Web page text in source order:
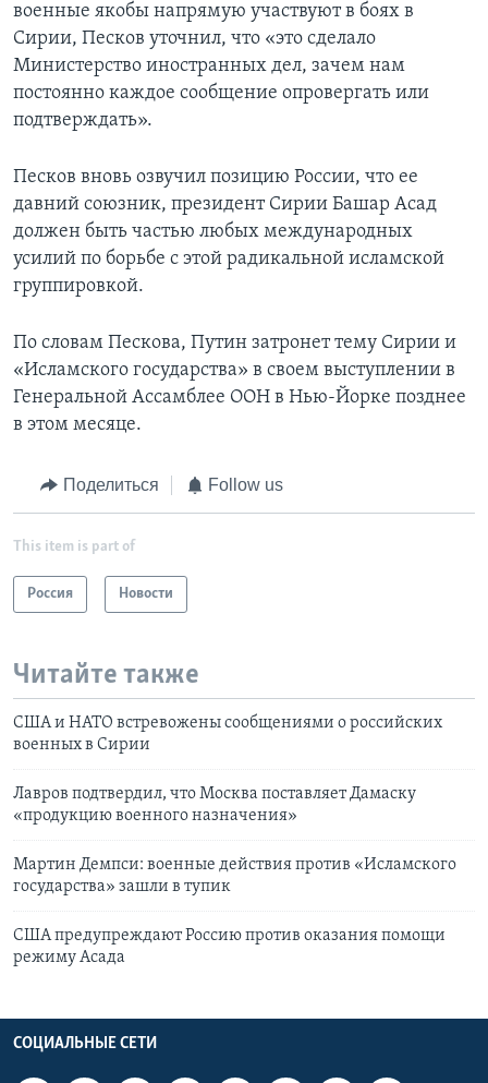
военные якобы напрямую участвуют в боях в
Сирии, Песков уточнил, что «это сделало
Министерство иностранных дел, зачем нам
постоянно каждое сообщение опровергать или
подтверждать».
Песков вновь озвучил позицию России, что ее
давний союзник, президент Сирии Башар Асад
должен быть частью любых международных
усилий по борьбе с этой радикальной исламской
группировкой.
По словам Пескова, Путин затронет тему Сирии и
«Исламского государства» в своем выступлении в
Генеральной Ассамблее ООН в Нью-Йорке позднее
в этом месяце.
Поделиться Follow us
This item is part of
Россия Новости
Читайте также
США и НАТО встревожены сообщениями о российских
военных в Сирии
Лавров подтвердил, что Москва поставляет Дамаску
«продукцию военного назначения»
Мартин Демпси: военные действия против «Исламского
государства» зашли в тупик
США предупреждают Россию против оказания помощи
режиму Асада
СОЦИАЛЬНЫЕ СЕТИ